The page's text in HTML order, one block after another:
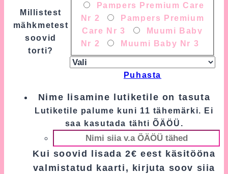
Millistest
mähkmetest
soovid
torti?
Pampers Premium Care
Nr 2
Pampers Premium
Care Nr 3
Muumi Baby
Nr 2
Muumi Baby Nr 3
Puhasta
Nime lisamine lutiketile on tasuta
Lutiketile palume kuni 11 tähemärki. Ei
saa kasutada tähti ÕÄÖÜ.
Kui soovid lisada 2€ eest käsitööna
valmistatud kaarti, kirjuta soov siia